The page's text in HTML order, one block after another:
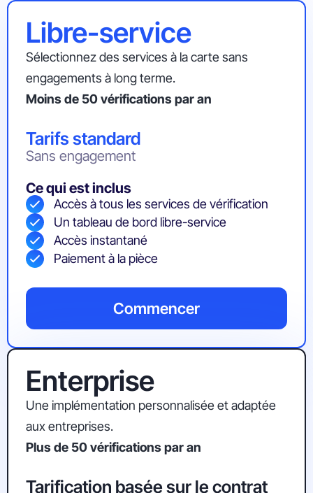
Libre-service
Sélectionnez des services à la carte sans
engagements à long terme.
Moins de 50 vérifications par an
Tarifs standard
Sans engagement
Ce qui est inclus
Accès à tous les services de vérification
Un tableau de bord libre-service
Accès instantané
Paiement à la pièce
Commencer
Enterprise
Une implémentation personnalisée et adaptée
aux entreprises.
Plus de 50 vérifications par an
Tarification basée sur le contrat